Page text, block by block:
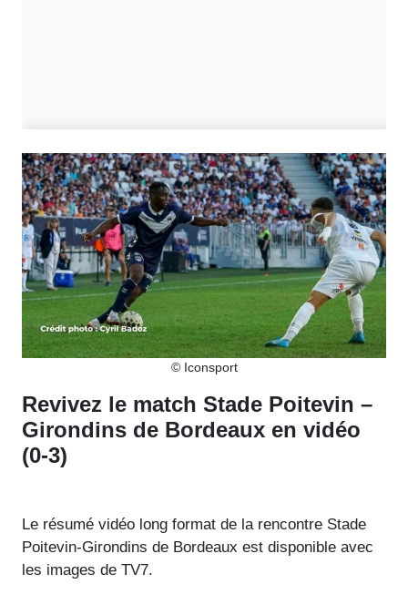
© Iconsport
Revivez le match Stade Poitevin –
Girondins de Bordeaux en vidéo
(0-3)
Le résumé vidéo long format de la rencontre Stade
Poitevin-Girondins de Bordeaux est disponible avec
les images de TV7.